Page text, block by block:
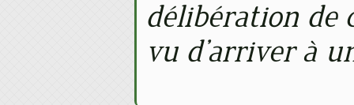
délibération de
vu d’arriver à